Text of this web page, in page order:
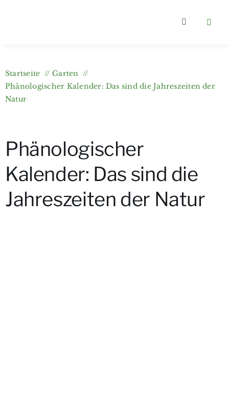
Toggle
Kategorien
Startseite
Garten
Phänologischer Kalender: Das sind die Jahreszeiten der
Natur
Phänologischer
Kalender: Das sind die
Jahreszeiten der Natur